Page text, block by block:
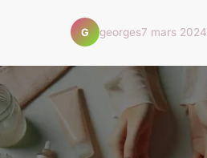
G georges7 mars 2024